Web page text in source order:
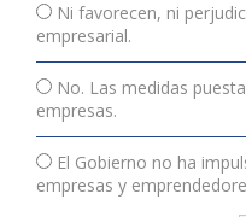
Ni favorecen, ni
empresarial.
No. Las medidas
empresas.
El Gobierno no ha
empresas y